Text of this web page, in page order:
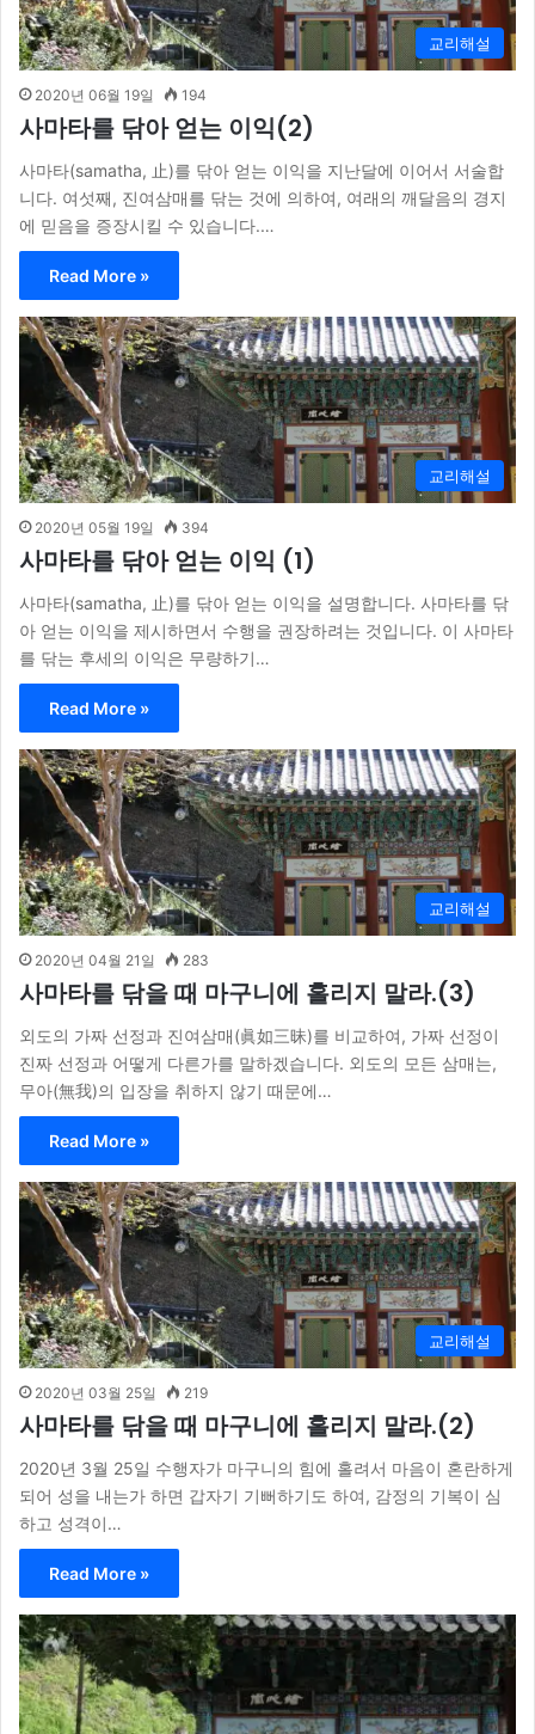
교리해설
2020년 06월 19일 194
사마타를 닦아 얻는 이익(2)
사마타(samatha, 止)를 닦아 얻는 이익을 지난달에 이어서 서술합
니다. 여섯째, 진여삼매를 닦는 것에 의하여, 여래의 깨달음의 경지
에 믿음을 증장시킬 수 있습니다.…
Read More »
교리해설
2020년 05월 19일 394
사마타를 닦아 얻는 이익 (1)
사마타(samatha, 止)를 닦아 얻는 이익을 설명합니다. 사마타를 닦
아 얻는 이익을 제시하면서 수행을 권장하려는 것입니다. 이 사마타
를 닦는 후세의 이익은 무량하기…
Read More »
교리해설
2020년 04월 21일 283
사마타를 닦을 때 마구니에 홀리지 말라.(3)
외도의 가짜 선정과 진여삼매(眞如三昧)를 비교하여, 가짜 선정이
진짜 선정과 어떻게 다른가를 말하겠습니다. 외도의 모든 삼매는,
무아(無我)의 입장을 취하지 않기 때문에…
Read More »
교리해설
2020년 03월 25일 219
사마타를 닦을 때 마구니에 홀리지 말라.(2)
2020년 3월 25일 수행자가 마구니의 힘에 홀려서 마음이 혼란하게
되어 성을 내는가 하면 갑자기 기뻐하기도 하여, 감정의 기복이 심
하고 성격이…
Read More »